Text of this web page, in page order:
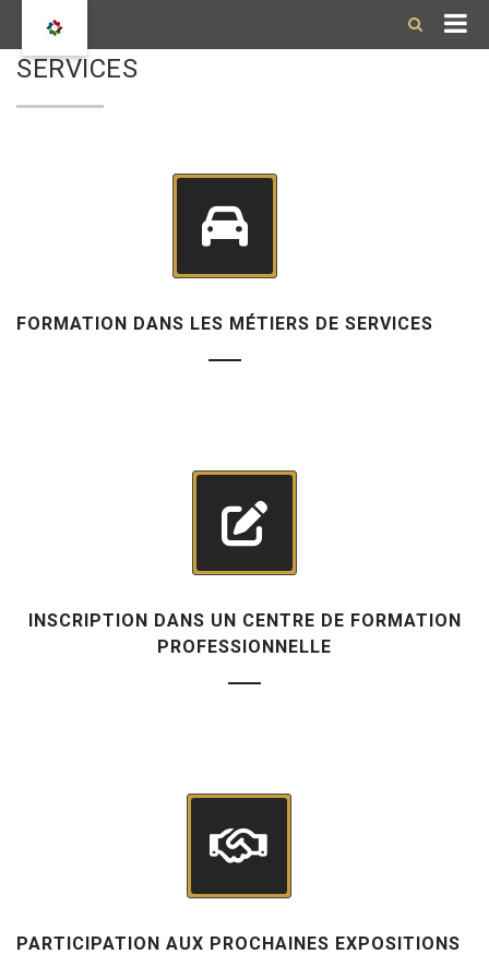
SERVICES
FORMATION DANS LES MÉTIERS DE SERVICES
INSCRIPTION DANS UN CENTRE DE FORMATION
PROFESSIONNELLE
PARTICIPATION AUX PROCHAINES EXPOSITIONS